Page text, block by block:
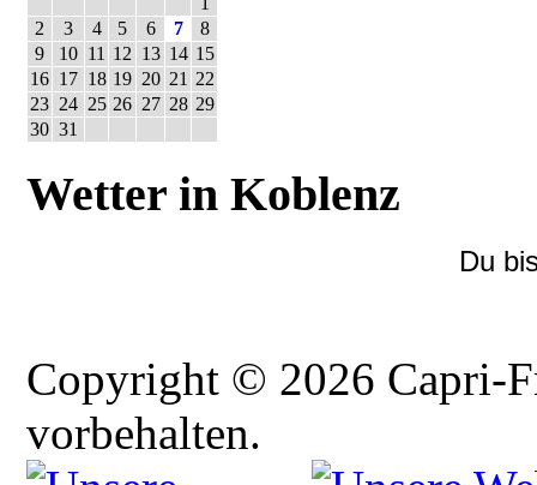
2
3 4 5 6 7
8
9
10 11 12 13 14 15
16 17 18 19 20 21 22
23 24 25 26 27 28 29
30 31
Wetter in Koblenz
Du
Copyright © 2026 Capri-
vorbehalten.